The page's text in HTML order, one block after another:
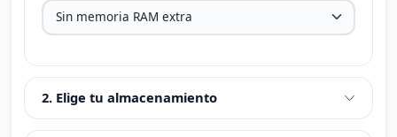
2. Elige tu almacenamiento